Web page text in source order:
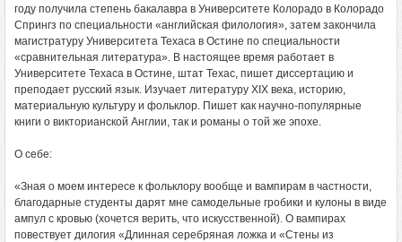
году получила степень бакалавра в Университете Колорадо в Колорадо
Спрингз по специальности «английская филология», затем закончила
магистратуру Университета Техаса в Остине по специальности
«сравнительная литература». В настоящее время работает в
Университете Техаса в Остине, штат Техас, пишет диссертацию и
преподает русский язык. Изучает литературу XIX века, историю,
материальную культуру и фольклор. Пишет как научно-популярные
книги о викторианской Англии, так и романы о той же эпохе.
О себе:
«Зная о моем интересе к фольклору вообще и вампирам в частности,
благодарные студенты дарят мне самодельные гробики и кулоны в виде
ампул с кровью (хочется верить, что искусственной). О вампирах
повествует дилогия «Длинная серебряная ложка и «Стены из